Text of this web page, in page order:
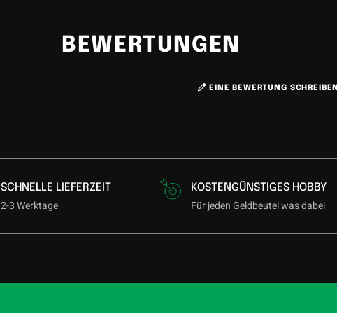
BEWERTUNGEN
EINE BEWERTUNG SCHREIBEN
SCHNELLE LIEFERZEIT
2-3 Werktage
KOSTENGÜNSTIGES HOBBY
Für jeden Geldbeutel was dabei